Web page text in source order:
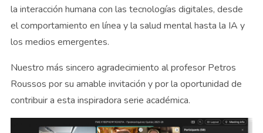
la interacción humana con las tecnologías digitales, desde
el comportamiento en línea y la salud mental hasta la IA y
los medios emergentes.
Nuestro más sincero agradecimiento al profesor Petros
Roussos por su amable invitación y por la oportunidad de
contribuir a esta inspiradora serie académica.